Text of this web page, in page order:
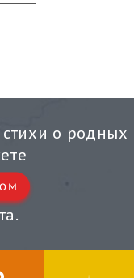
о родных